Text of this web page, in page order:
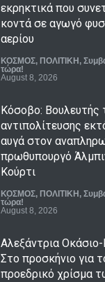
εκρηκτικά που
κοντά σε αγωγό
αερίου
ΚΟΣΜΟΣ, ΠΟΛΙΤΙΚΗ ,
τώρα!
August 8, 2026
Κόσοβο: Βουλευτής
αντιπολίτευσης
αυγά στον
πρωθυπουργό
Κούρτι
ΚΟΣΜΟΣ, ΠΟΛΙΤΙΚΗ ,
τώρα!
August 8, 2026
Αλεξάντρια
Στο προσκήνιο για
προεδρικό χρίσμα